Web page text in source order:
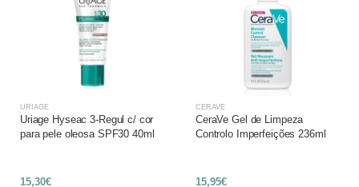
URIAGE
Uriage Hyseac 3-Regul c/ cor
para pele oleosa SPF30 40ml
15,30€
CERAVE
CeraVe Gel de Limpeza
Controlo Imperfeições 236ml
15,95€